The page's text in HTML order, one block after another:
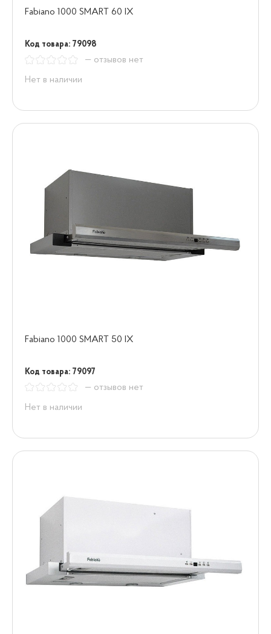
Fabiano 1000 SMART 60 IX
Код товара: 79098
— отзывов нет
Нет в наличии
Fabiano 1000 SMART 50 IX
Код товара: 79097
— отзывов нет
Нет в наличии